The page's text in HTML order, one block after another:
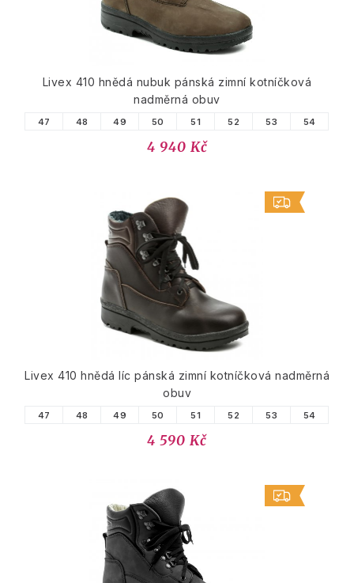
Livex 410 hnědá nubuk pánská zimní kotníčková
nadměrná obuv
47 48 49 50 51 52 53 54
4 940 Kč
Livex 410 hnědá líc pánská zimní kotníčková nadměrná
obuv
47 48 49 50 51 52 53 54
4 590 Kč